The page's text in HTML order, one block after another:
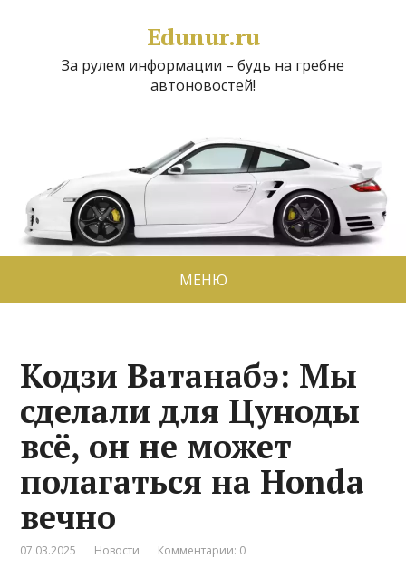
Edunur.ru
За рулем информации – будь на гребне
автоновостей!
МЕНЮ
Кодзи Ватанабэ: Мы
сделали для Цуноды
всё, он не может
полагаться на Honda
вечно
07.03.2025 Новости Комментарии: 0